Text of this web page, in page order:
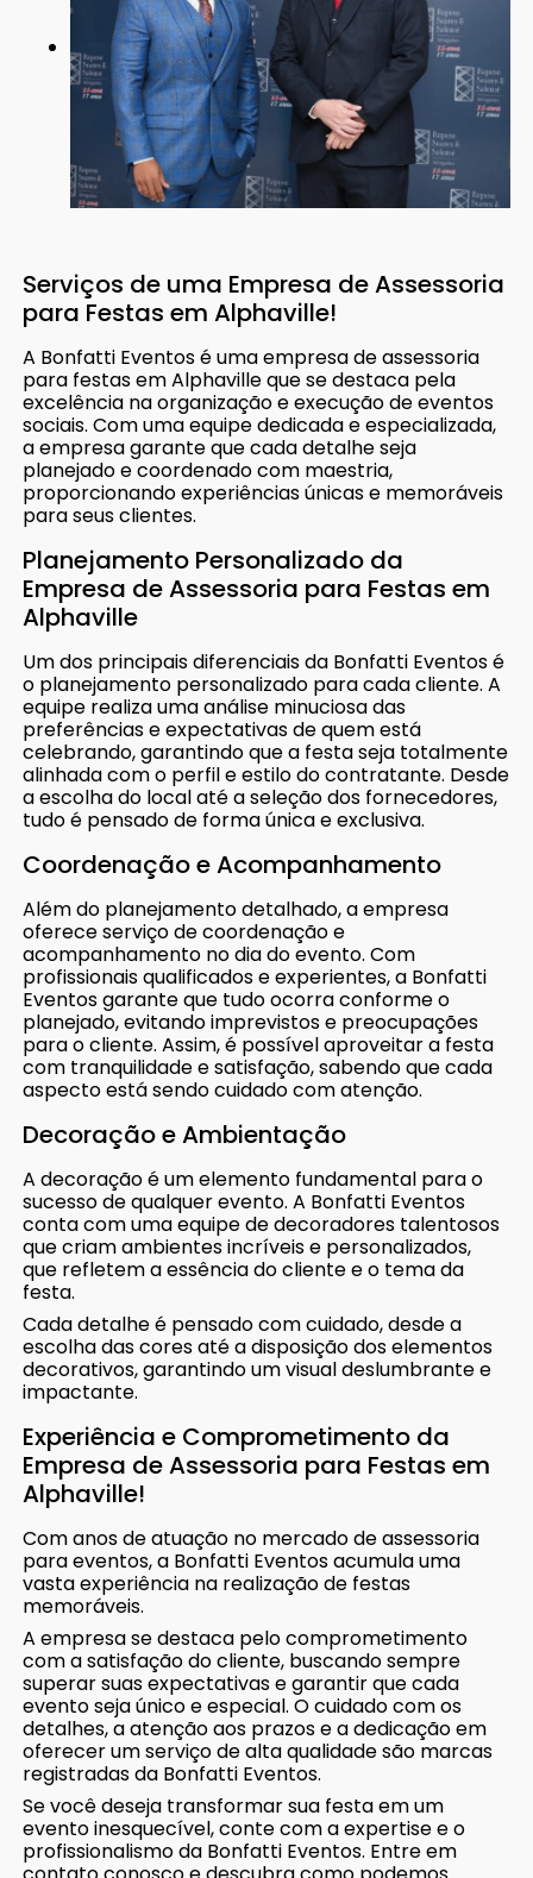
Serviços de uma Empresa de Assessoria
para Festas em Alphaville!
A Bonfatti Eventos é uma empresa de assessoria
para festas em Alphaville que se destaca pela
excelência na organização e execução de eventos
sociais. Com uma equipe dedicada e especializada,
a empresa garante que cada detalhe seja
planejado e coordenado com maestria,
proporcionando experiências únicas e memoráveis
para seus clientes.
Planejamento Personalizado da
Empresa de Assessoria para Festas em
Alphaville
Um dos principais diferenciais da Bonfatti Eventos é
o planejamento personalizado para cada cliente. A
equipe realiza uma análise minuciosa das
preferências e expectativas de quem está
celebrando, garantindo que a festa seja totalmente
alinhada com o perfil e estilo do contratante. Desde
a escolha do local até a seleção dos fornecedores,
tudo é pensado de forma única e exclusiva.
Coordenação e Acompanhamento
Além do planejamento detalhado, a empresa
oferece serviço de coordenação e
acompanhamento no dia do evento. Com
profissionais qualificados e experientes, a Bonfatti
Eventos garante que tudo ocorra conforme o
planejado, evitando imprevistos e preocupações
para o cliente. Assim, é possível aproveitar a festa
com tranquilidade e satisfação, sabendo que cada
aspecto está sendo cuidado com atenção.
Decoração e Ambientação
A decoração é um elemento fundamental para o
sucesso de qualquer evento. A Bonfatti Eventos
conta com uma equipe de decoradores talentosos
que criam ambientes incríveis e personalizados,
que refletem a essência do cliente e o tema da
festa.
Cada detalhe é pensado com cuidado, desde a
escolha das cores até a disposição dos elementos
decorativos, garantindo um visual deslumbrante e
impactante.
Experiência e Comprometimento da
Empresa de Assessoria para Festas em
Alphaville!
Com anos de atuação no mercado de assessoria
para eventos, a Bonfatti Eventos acumula uma
vasta experiência na realização de festas
memoráveis.
A empresa se destaca pelo comprometimento
com a satisfação do cliente, buscando sempre
superar suas expectativas e garantir que cada
evento seja único e especial. O cuidado com os
detalhes, a atenção aos prazos e a dedicação em
oferecer um serviço de alta qualidade são marcas
registradas da Bonfatti Eventos.
Se você deseja transformar sua festa em um
evento inesquecível, conte com a expertise e o
profissionalismo da Bonfatti Eventos. Entre em